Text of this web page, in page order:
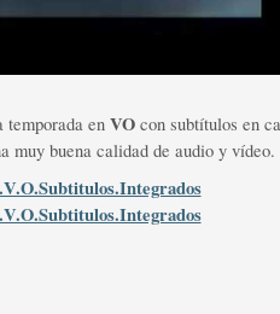
temporada en VOcon subtítulos en
muy buena calidad de audio y vídeo.